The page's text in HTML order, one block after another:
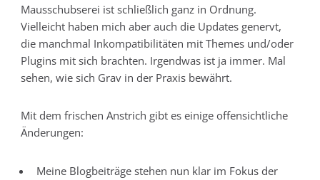
Mausschubserei ist schließlich ganz in Ordnung.
Vielleicht haben mich aber auch die Updates genervt,
die manchmal Inkompatibilitäten mit Themes und/oder
Plugins mit sich brachten. Irgendwas ist ja immer. Mal
sehen, wie sich Grav in der Praxis bewährt.
Mit dem frischen Anstrich gibt es einige offensichtliche
Änderungen:
Meine Blogbeiträge stehen nun klar im Fokus der